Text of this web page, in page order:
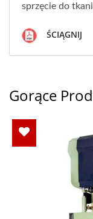
sprzęcie do
ŚCIĄGNIJ
Gorące